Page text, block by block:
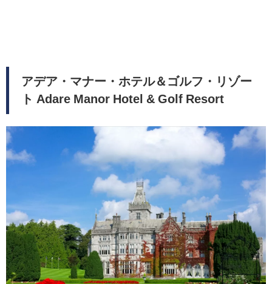
アデア・マナー・ホテル＆ゴルフ・リゾー
ト Adare Manor Hotel & Golf Resort